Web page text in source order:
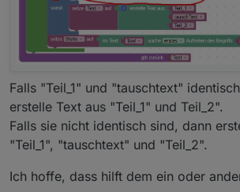
Falls "Teil_1" und "tauschtext"
erstelle Text aus "Teil_1" und Teil_2".
Falls sie nicht identisch sind, dann
"Teil_1", "tauschtext" und "Teil_2".
Ich hoffe, dass hilft dem ein oder